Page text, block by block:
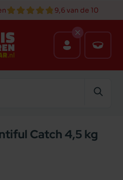
9,6 van de 10
Catch 4,5 kg